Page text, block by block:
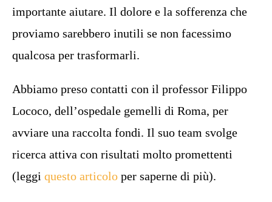
importante aiutare. Il dolore e la sofferenza che
proviamo sarebbero inutili se non facessimo
qualcosa per trasformarli.
Abbiamo preso contatti con il professor Filippo
Lococo, dell’ospedale gemelli di Roma, per
avviare una raccolta fondi. Il suo team svolge
ricerca attiva con risultati molto promettenti
(leggi questo articolo per saperne di più).